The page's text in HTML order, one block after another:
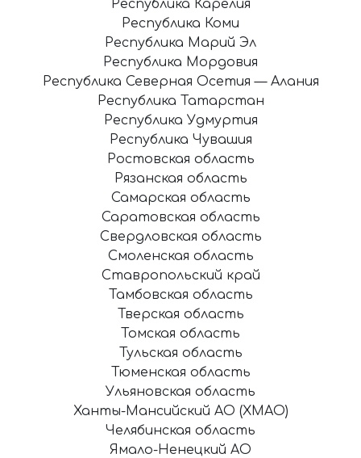
Республика Карелия
Республика Коми
Республика Марий Эл
Республика Мордовия
Республика Северная Осетия — Алания
Республика Татарстан
Республика Удмуртия
Республика Чувашия
Ростовская область
Рязанская область
Самарская область
Саратовская область
Свердловская область
Смоленская область
Ставропольский край
Тамбовская область
Тверская область
Томская область
Тульская область
Тюменская область
Ульяновская область
Ханты-Мансийский АО (ХМАО)
Челябинская область
Ямало-Ненецкий АО